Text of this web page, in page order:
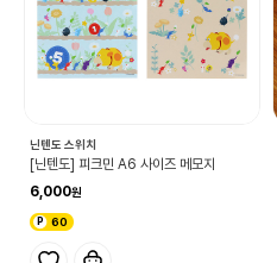
닌텐도 스위치
[닌텐도] 피크민 A6 사이즈 메모지
6,000
60